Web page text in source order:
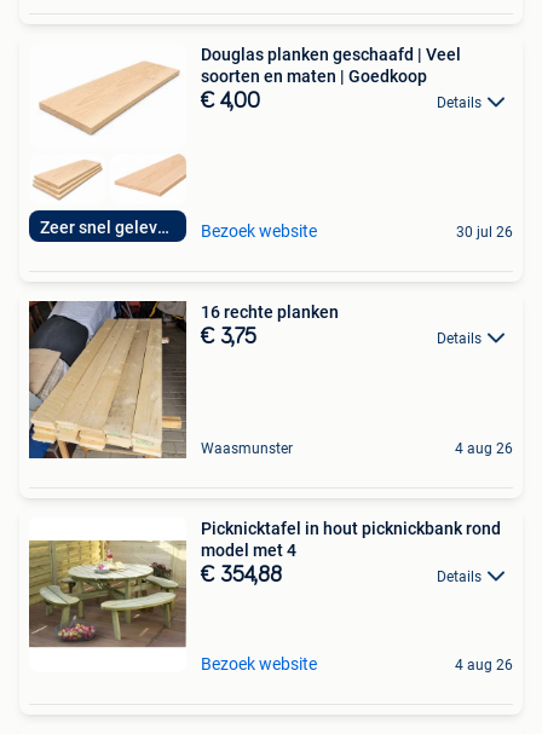
Zeer snel geleverd
Douglas planken geschaafd | Veel
soorten en maten | Goedkoop
€ 4,00 Details
Bezoek website 30 jul 26
16 rechte planken
€ 3,75 Details
Waasmunster 4 aug 26
Picknicktafel in hout picknickbank rond
model met 4
€ 354,88 Details
Bezoek website 4 aug 26